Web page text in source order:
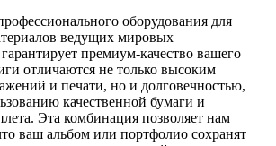
оборудования для
ведущих мировых
премиум-качество вашего
отличаются не только высоким
и печати, но и долговечностью,
качественной бумаги и
Эта комбинация позволяет нам
ваш альбом или портфолио сохранят